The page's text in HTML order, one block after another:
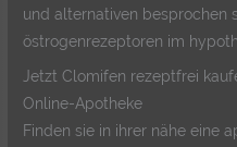
und alternativen besprochen
östrogenrezeptoren im
Jetzt Clomifen rezeptfrei
Online-Apotheke
Finden sie in ihrer nähe eine